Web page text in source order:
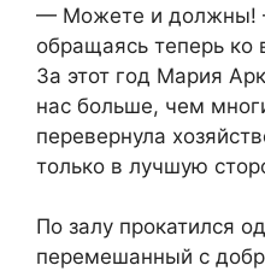
— Можете и должны!
обращаясь теперь
За этот год Мария
нас больше, чем
перевернула
только в лучшую
По залу прокатился
перемешанный с